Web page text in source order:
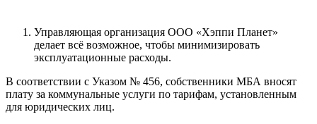
Управляющая организация ООО «Хэппи Планет»
делает всё возможное, чтобы минимизировать
эксплуатационные расходы.
В соответствии с Указом № 456, собственники МБА вносят
плату за коммунальные услуги по тарифам, установленным
для юридических лиц.